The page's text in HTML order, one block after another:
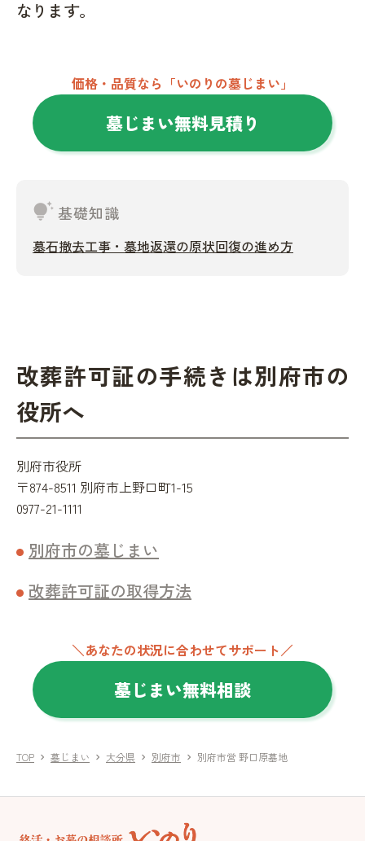
なります。
価格・品質なら「いのりの墓じまい」
墓じまい無料見積り
tips_and_updates基礎知識
墓石撤去工事・墓地返還の原状回復の進め方
改葬許可証の手続きは別府市の
役所へ
別府市役所
〒874-8511 別府市上野口町1-15
0977-21-1111
別府市の墓じまい
改葬許可証の取得方法
＼あなたの状況に合わせてサポート／
墓じまい無料相談
TOP chevron_right 墓じまい chevron_right 大分県 chevron_right 別府市 chevron_right 別府市営 野口原墓地